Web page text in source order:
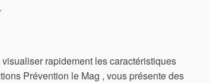
rapidement les caractéristiques
Prévention le Mag , vous présente des